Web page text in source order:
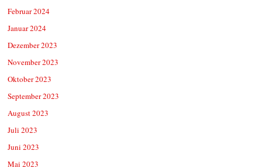
Februar 2024
Januar 2024
Dezember 2023
November 2023
Oktober 2023
September 2023
August 2023
Juli 2023
Juni 2023
Mai 2023